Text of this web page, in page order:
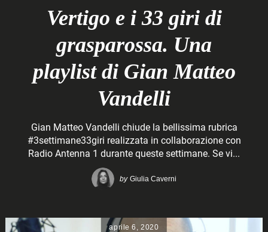
Vertigo e i 33 giri di
grasparossa. Una
playlist di Gian Matteo
Vandelli
Gian Matteo Vandelli chiude la bellissima rubrica
#3settimane33giri realizzata in collaborazione con
Radio Antenna 1 durante queste settimane. Se vi...
by Giulia Caverni
aprile 6, 2020